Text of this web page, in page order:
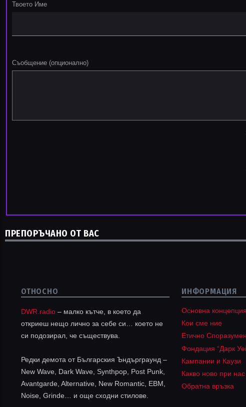
Твоето Име
Съобщение (опционално)
ПРЕПОРЪЧАНО ОТ ВАС
ОТНОСНО
DWR.radio – малко кътче, в което да
откриеш нещо лично за себе си… което не
си подозирал, че съществува.
Редки демота от Българския Ъндърграунд –
New Wave, Dark Wave, Synthpop, Post Punk,
Avantgarde, Alternative, New Romantic, EBM,
Noise, Grinde… и още сходни стилове.
ИНФОРМАЦИЯ
Основна концепция
Кои сме ние
Етично
Фондация “Дарк
Кампании и Каузи
Какво ново при нас
Обратна връзка